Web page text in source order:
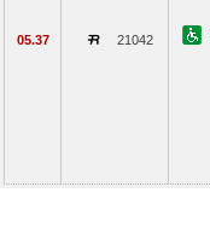
05.37 21042